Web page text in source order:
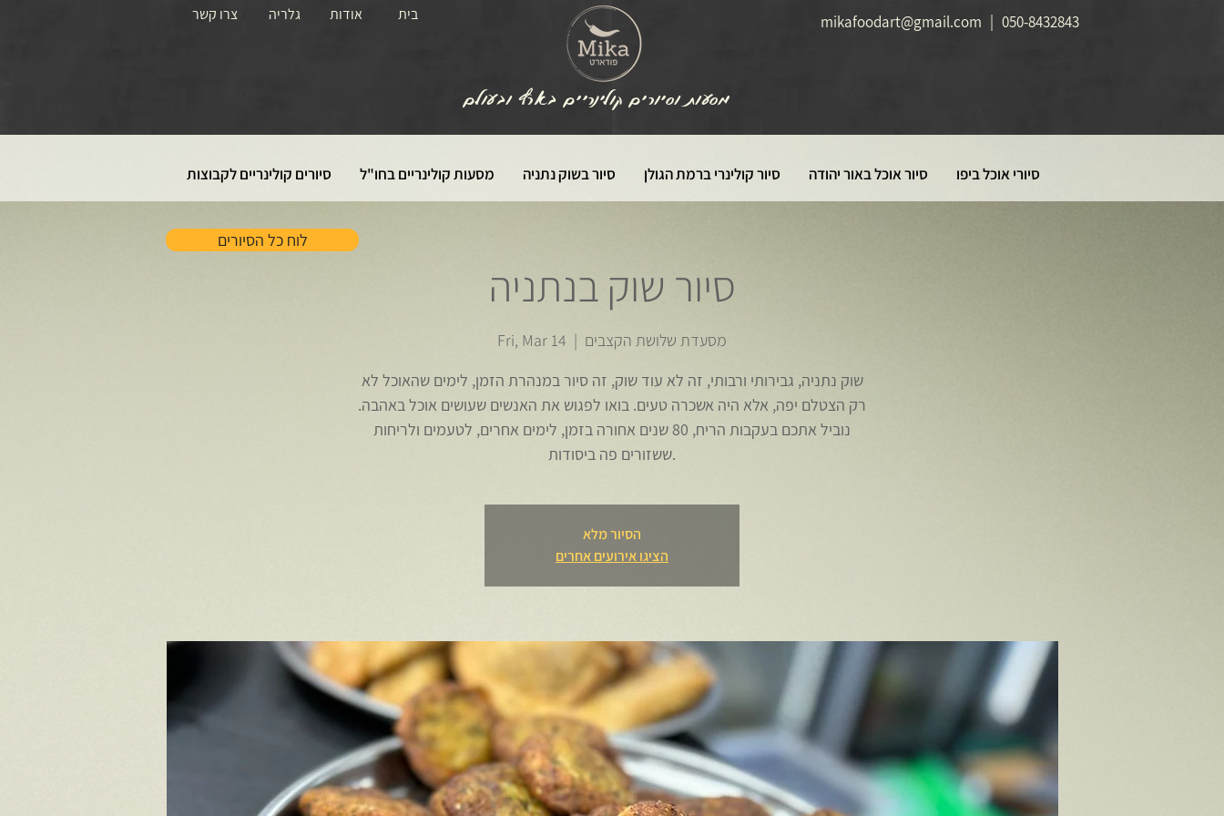
צרו קשר גלריה אודות בית 050-8432843
mikafoodart@gmail.com
מסעות וסיורים קולינריים בארץ ובעולם
סיורי אוכל ביפו סיור אוכל באור יהודה סיור קולינרי ברמת הגולן סיור בשוק נתניה מסעות קולינריים בחו"ל סיורים קולינריים לקבוצות
סיור שוק בנתניה
Fri, Mar 14
  |
מסעדת שלושת הקצבים
שוק נתניה, גבירותי ורבותי, זה לא עוד שוק, זה סיור במנהרת הזמן, לימים שהאוכל לא
רק הצטלם יפה, אלא היה אשכרה טעים. בואו לפגוש את האנשים שעושים אוכל באהבה.
נוביל אתכם בעקבות הריח, 80 שנים אחורה בזמן, לימים אחרים, לטעמים ולריחות
הסיור מלא
הציגו אירועים אחרים
לוח כל הסיורים